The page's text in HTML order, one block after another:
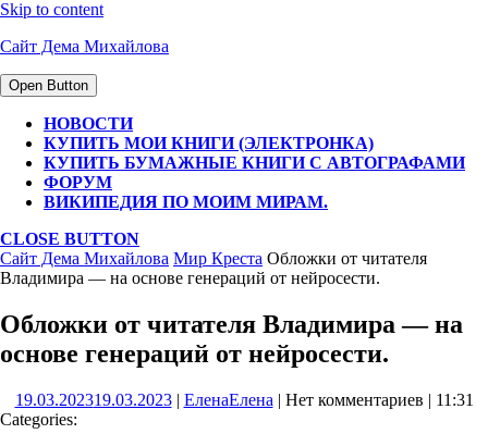
Skip to content
Сайт Дема Михайлова
Open Button
НОВОСТИ
КУПИТЬ МОИ КНИГИ (ЭЛЕКТРОНКА)
КУПИТЬ БУМАЖНЫЕ КНИГИ С АВТОГРАФАМИ
ФОРУМ
ВИКИПЕДИЯ ПО МОИМ МИРАМ.
CLOSE BUTTON
Сайт Дема Михайлова Мир Креста Обложки от читателя
Владимира — на основе генераций от нейросести.
Обложки от читателя Владимира — на
основе генераций от нейросести.
19.03.202319.03.2023 | ЕленаЕлена | Нет комментариев | 11:31
Categories: